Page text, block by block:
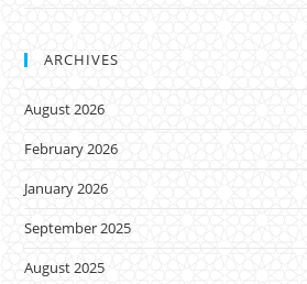
ARCHIVES
August 2026
February 2026
January 2026
September 2025
August 2025